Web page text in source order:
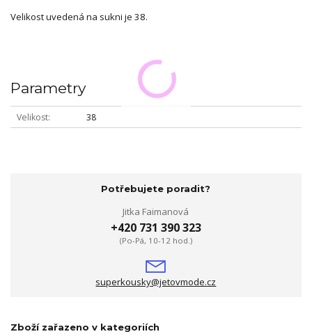
Velikost uvedená na sukni je 38.
Parametry
Velikost 38
Potřebujete poradit?
Jitka Faimanová
+420 731 390 323
(Po-Pá, 10-12 hod.)
superkousky@jetovmode.cz
Zboží zařazeno v kategoriích